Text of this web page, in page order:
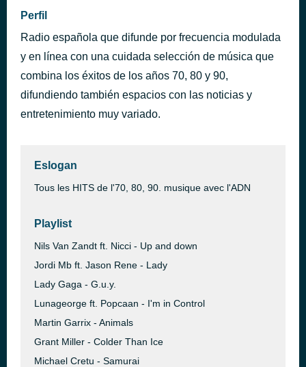
Miss You
The Rolling Stones
Moments in Love
dentro de 4.519 segundos
Perfil
Radio española que difunde por frecuencia modulada
y en línea con una cuidada selección de música que
combina los éxitos de los años 70, 80 y 90,
difundiendo también espacios con las noticias y
entretenimiento muy variado.
Eslogan
Tous les HITS de l'70, 80, 90. musique avec l'ADN
Playlist
Nils Van Zandt ft. Nicci - Up and down
Jordi Mb ft. Jason Rene - Lady
Lady Gaga - G.u.y.
Lunageorge ft. Popcaan - I'm in Control
Martin Garrix - Animals
Grant Miller - Colder Than Ice
Michael Cretu - Samurai